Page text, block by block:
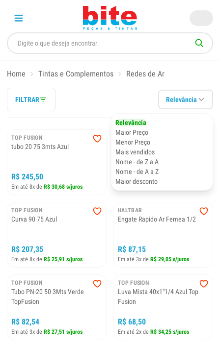
Home Tintas e Complementos Redes de Ar
FILTRAR Relevância
Relevância
Maior Preço
Menor Preço
Mais vendidos
Nome - de Z a A
Nome - de A a Z
Maior desconto
TOP FUSION
tubo 20 75 3mts Azul
R$ 245,50
Em até 8x de R$ 30,68 s/juros
TOP FUSION
ADAPTADOR 75X2 1/2 AZUL
R$ 229,60
TOP FUSION
Curva 90 75 Azul
R$ 207,35
Em até 8x de R$ 25,91 s/juros
HALTBAR
Engate Rapido Ar Femea 1/2
R$ 87,15
Em até 3x de R$ 29,05 s/juros
TOP FUSION
Tubo PN-20 50 3Mts Verde
TopFusion
R$ 82,54
Em até 3x de R$ 27,51 s/juros
TOP FUSION
Luva Mista 40x1"1/4 Azul Top
Fusion
R$ 68,50
Em até 2x de R$ 34,25 s/juros